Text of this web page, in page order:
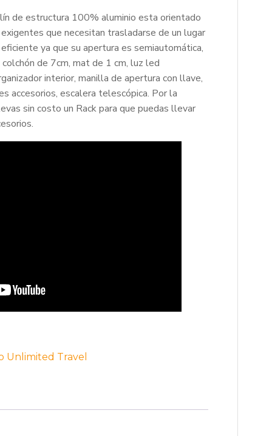
de estructura 100% aluminio esta orientado
que necesitan trasladarse de un lugar
ya que su apertura es semiautomática,
de 7cm, mat de 1 cm, luz led
interior, manilla de apertura con llave,
accesorios, escalera telescópica. Por la
sin costo un Rack para que puedas llevar
Unlimited Travel